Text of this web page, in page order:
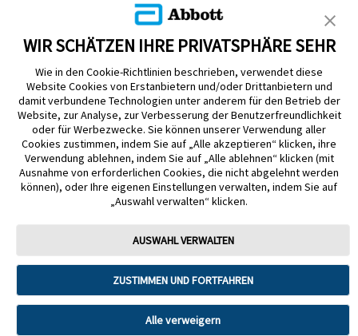
Impressum Nutzungsbedingungen
Datenschutzerklärung
Cookie Richtlinie
Barrierefreiheitserklärung
Mitteilung zur Datenverordnung
Cookie-Präferenzen
Copyright © 2026 Abbott. Alle Rechte vorbehalten. Libre, das
Designs sind das geistige Eigentum der Abbott Unternehmensgruppe in
ausgewählten Ländern.
Tandem Diabetes Care, Inc. Alle Rechte vorbehalten. Tandem Diabetes
Care, die Tandem Logos, Control-IQ, Control-IQ+, t:slim X2, t:slim, Tandem
t:slim Mobile App und Tandem Source sind eingetragene Marken oder
Marken von Tandem Diabetes Care, Inc. in den USA und/oder anderen
Ländern.
WIR SCHÄTZEN IHRE PRIVATSPHÄRE SEHR
Wie in den Cookie-Richtlinien beschrieben, verwendet diese
Website Cookies von Erstanbietern und/oder Drittanbietern und
damit verbundene Technologien unter anderem für den Betrieb der
Website, zur Analyse, zur Verbesserung der Benutzerfreundlichkeit
oder für Werbezwecke. Sie können unserer Verwendung aller
Cookies zustimmen, indem Sie auf „Alle akzeptieren“ klicken, ihre
Verwendung ablehnen, indem Sie auf „Alle ablehnen“ klicken (mit
Ausnahme von erforderlichen Cookies, die nicht abgelehnt werden
können), oder Ihre eigenen Einstellungen verwalten, indem Sie auf
„Auswahl verwalten“ klicken.
AUSWAHL VERWALTEN
ZUSTIMMEN UND FORTFAHREN
Alle verweigern